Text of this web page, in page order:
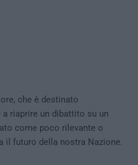
che è destinato
riaprire un dibattito su un
come poco rilevante o
il futuro della nostra Nazione.